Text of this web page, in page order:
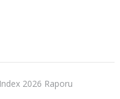
2026 Raporu